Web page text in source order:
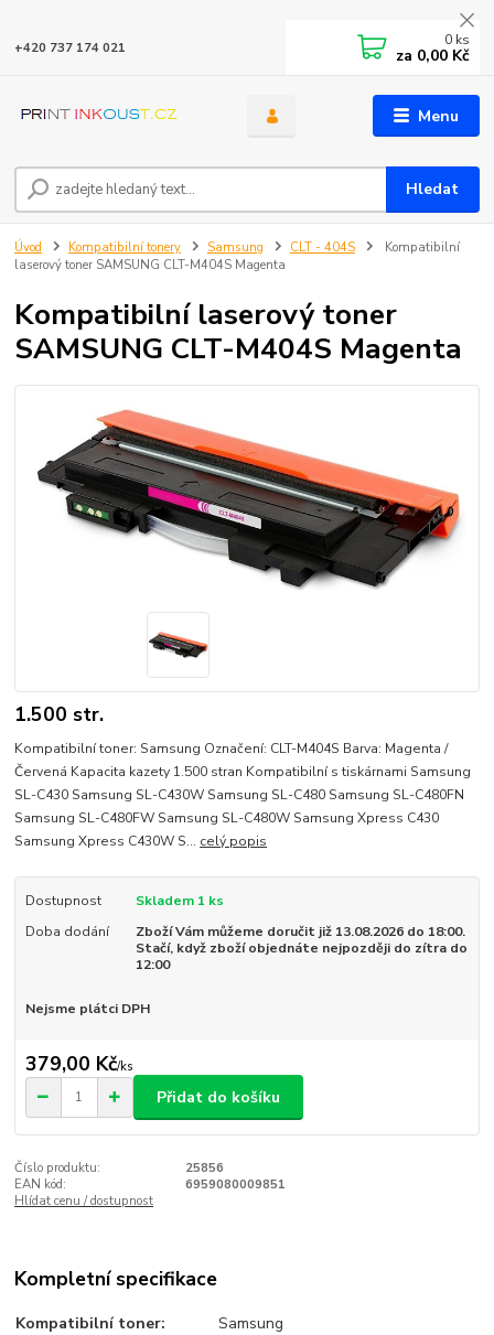
Menu
Hledat
+420 737 174 021 0 ks
za 0,00 Kč
Úvod Kompatibilní tonery Samsung CLT - 404S
Kompatibilní
laserový toner SAMSUNG CLT-M404S Magenta
Kompatibilní laserový toner
SAMSUNG CLT-M404S Magenta
1.500 str.
Kompatibilní toner: Samsung Označení: CLT-M404S Barva: Magenta /
Červená Kapacita kazety 1.500 stran Kompatibilní s tiskárnami Samsung
SL-C430 Samsung SL-C430W Samsung SL-C480 Samsung SL-C480FN
Samsung SL-C480FW Samsung SL-C480W Samsung Xpress C430
Samsung Xpress C430W S... celý popis
Dostupnost
Skladem 1 ks
Doba dodání
Zboží Vám můžeme doručit již 13.08.2026 do 18:00.
Stačí, když zboží objednáte nejpozději do zítra do
12:00
Nejsme plátci DPH
379,00 Kč/ks
Přidat do košíku
Číslo produktu:
25856
EAN kód:
6959080009851
Hlídat cenu / dostupnost
Kompletní specifikace
Kompatibilní toner:
Samsung